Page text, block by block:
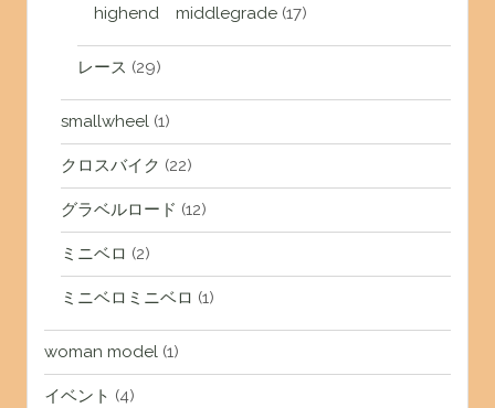
highend middlegrade(17)
レース (29)
smallwheel(1)
クロスバイク (22)
グラベルロード (12)
ミニベロ (2)
ミニベロミニベロ (1)
woman model(1)
イベント (4)